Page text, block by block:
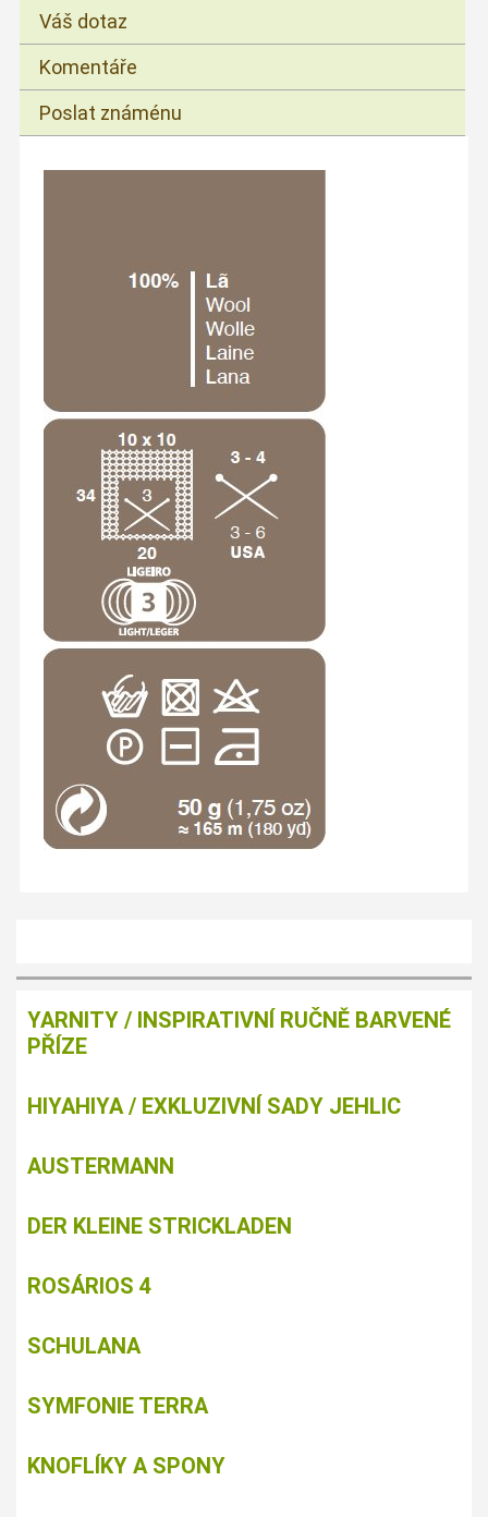
Váš dotaz
Komentáře
Poslat známénu
YARNITY / INSPIRATIVNÍ RUČNĚ BARVENÉ
PŘÍZE
HIYAHIYA / EXKLUZIVNÍ SADY JEHLIC
AUSTERMANN
DER KLEINE STRICKLADEN
ROSÁRIOS 4
SCHULANA
SYMFONIE TERRA
KNOFLÍKY A SPONY